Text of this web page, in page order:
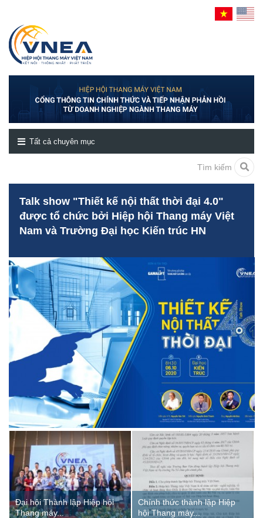
Tất cả chuyên mục
Tìm kiếm
Talk show "Thiết kế nội thất thời đại 4.0"
được tổ chức bởi Hiệp hội Thang máy Việt
Nam và Trường Đại học Kiến trúc HN
Đại hội Thành lập Hiệp hội
Thang máy...
Chính thức thành lập Hiệp
hội Thang máy...